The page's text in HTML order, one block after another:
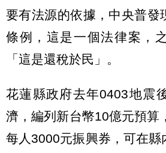
要有法源的依據，中央普發
條例，這是一個法律案，
「這是還稅於民」。
花蓮縣政府去年0403地震
濟，編列新台幣10億元預算
每人3000元振興券，可在縣